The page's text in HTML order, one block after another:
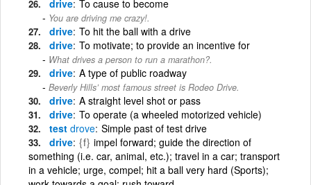
drive To cause to become
You are driving me crazy!.
drive To hit the ball with a drive
drive To motivate; to provide an incentive for
What drives a person to run a marathon?.
drive A type of public roadway
Beverly Hills’ most famous street is Rodeo Drive.
drive A straight level shot or pass
drive To operate (a wheeled motorized vehicle)
test drove Simple past of test drive
drive {f} impel forward; guide the direction of
something (i.e. car, animal, etc.); travel in a car; transport
in a vehicle; urge, compel; hit a ball very hard (Sports);